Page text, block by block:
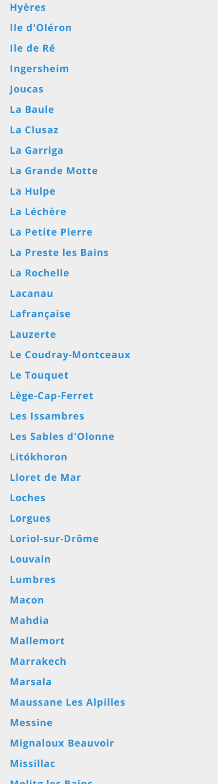
Hyères
Ile d'Oléron
Ile de Ré
Ingersheim
Joucas
La Baule
La Clusaz
La Garriga
La Grande Motte
La Hulpe
La Léchère
La Petite Pierre
La Preste les Bains
La Rochelle
Lacanau
Lafrançaise
Lauzerte
Le Coudray-Montceaux
Le Touquet
Lège-Cap-Ferret
Les Issambres
Les Sables d'Olonne
Litókhoron
Lloret de Mar
Loches
Lorgues
Loriol-sur-Drôme
Louvain
Lumbres
Macon
Mahdia
Mallemort
Marrakech
Marsala
Maussane Les Alpilles
Messine
Mignaloux Beauvoir
Missillac